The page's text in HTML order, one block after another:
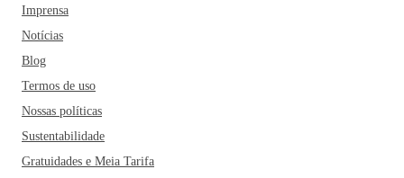
Imprensa
Notícias
Blog
Termos de uso
Nossas políticas
Sustentabilidade
Gratuidades e Meia Tarifa